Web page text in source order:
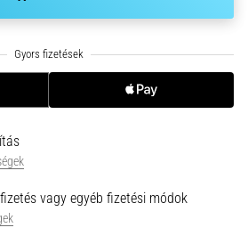
vagy egyéb fizetési módok